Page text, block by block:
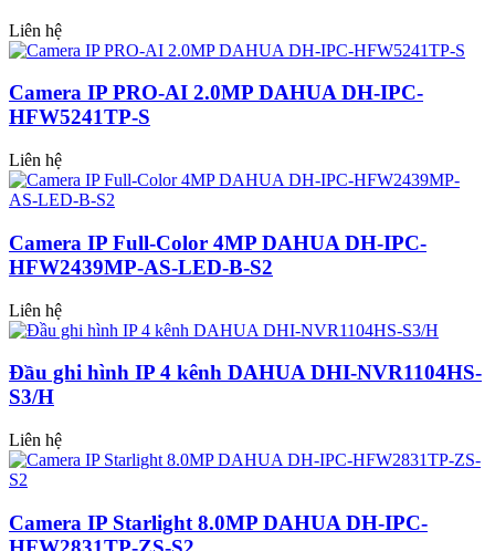
Liên hệ
Camera IP PRO-AI 2.0MP DAHUA DH-IPC-
HFW5241TP-S
Liên hệ
Camera IP Full-Color 4MP DAHUA DH-IPC-
HFW2439MP-AS-LED-B-S2
Liên hệ
Đầu ghi hình IP 4 kênh DAHUA DHI-NVR1104HS-
S3/H
Liên hệ
Camera IP Starlight 8.0MP DAHUA DH-IPC-